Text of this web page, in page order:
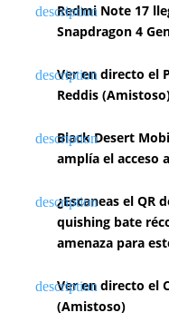
Redmi Note 17
Snapdragon 4
Ver en directo el
Reddis
Black Desert
amplía el acceso
¿Escaneas el QR
quishing bate
amenaza para
Ver en directo el
(Amistoso)